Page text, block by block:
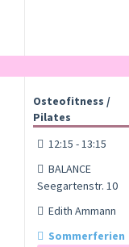
Osteofitness /
Pilates
12:15 - 13:15
BALANCE
Seegartenstr. 10
Edith Ammann
Sommerferien